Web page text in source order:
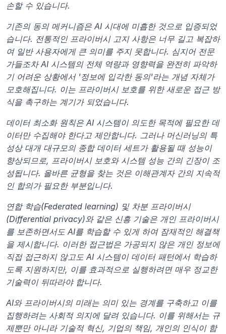
손할 수 있습니다.
기존의 동의 메커니즘은 AI 시대에 미흡한 것으로 입증되었
습니다. 전통적인 프라이버시 고지 사항은 너무 길고 복잡하
여 일반 사용자에게 큰 의미를 주지 못합니다. 심지어 전문
가들조차 AI 시스템의 전체 역량과 영향력을 완전히 파악하
기 어려운 상황에서 '정보에 입각한 동의'라는 개념 자체가
모호해집니다. 이는 프라이버시 보호를 위한 새로운 접근 방
식을 촉구하는 계기가 되었습니다.
데이터 최소화 원칙은 AI 시스템이 의도한 목적에 필요한 데
이터만 수집해야 한다고 제안합니다. 그러나 머신러닝의 특
성상 대개 대규모의 종합 데이터 세트가 활용될 때 성능이
향상되므로, 프라이버시 보호와 시스템 성능 간의 긴장이 조
성됩니다. 올바른 균형을 찾는 것은 이해관계자 간의 지속적
인 합의가 필요한 부분입니다.
연합 학습(Federated learning) 및 차분 프라이버시
(Differential privacy)와 같은 신흥 기술은 개인 프라이버시
를 보존하면서도 AI를 학습할 수 있게 하여 잠재적인 해결책
을 제시합니다. 이러한 접근법은 가공되지 않은 개인 정보에
직접 접근하지 않고도 AI 시스템이 데이터 패턴에서 학습하
도록 지원하지만, 이를 효과적으로 실행하려면 매우 정교한
기술력이 뒤따라야 합니다.
AI와 프라이버시의 미래는 의미 있는 경계를 구축하고 이를
집행하려는 사회적 의지에 달려 있습니다. 이를 위해서는 규
제뿐만 아니라 기술적 혁신, 기업의 책임, 개인의 인식이 함